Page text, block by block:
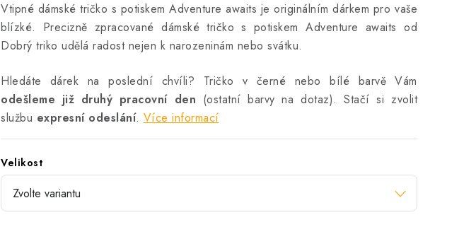
Vtipné dámské tričko s potiskem Adventure awaits je originálním dárkem pro vaše
blízké. Precizně zpracované dámské tričko s potiskem Adventure awaits od
Dobrý triko udělá radost nejen k narozeninám nebo svátku.
Hledáte dárek na poslední chvíli? Tričko v černé nebo bílé barvě Vám
odešleme již druhý pracovní den (ostatní barvy na dotaz). Stačí si zvolit
službu expresní odeslání. Více informací
Velikost